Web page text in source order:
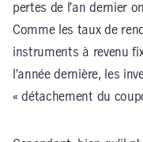
pertes de l’an dernier
Comme les taux de
instruments à revenu
l’année dernière, les
« détachement du